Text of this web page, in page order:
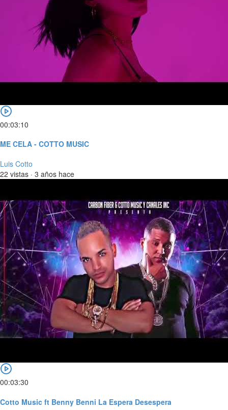
00:03:10
ME CELA - COTTO MUSIC
Luis Cotto
22 vistas · 3 años hace
00:03:30
Cotto Music ft Benny Benni La Espera Desespera